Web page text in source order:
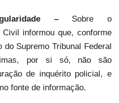
– Sobre o
informou que, conforme
do Supremo Tribunal Federal
por si só, não são
de inquérito policial, e
fonte de informação.